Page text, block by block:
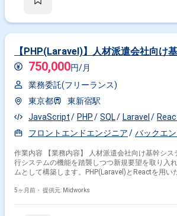
【PHP(Laravel)】人材派遣会社向け
750,000円/月
業務委託(フリーランス)
東京都
東新宿駅
JavaScript
PHP SQL Laravel
フロントエンドエンジニア
バックエ
作業内容 【業務内容】 人材派遣会社向け基幹システムの刷新を行い、現
行システムの機能を踏襲しつつ新規要望を取り入
ムとして構築します。PHP(Laravel)とReactを用い
用いたWebシステムの開発 ・Reactによるフロントエンド実装 ・AWS
5ヶ月前・ 提供元: Midworks